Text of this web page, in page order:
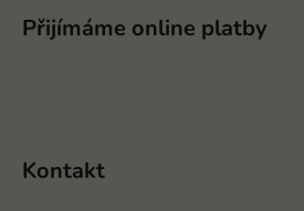
Přijímáme online platby
Kontakt